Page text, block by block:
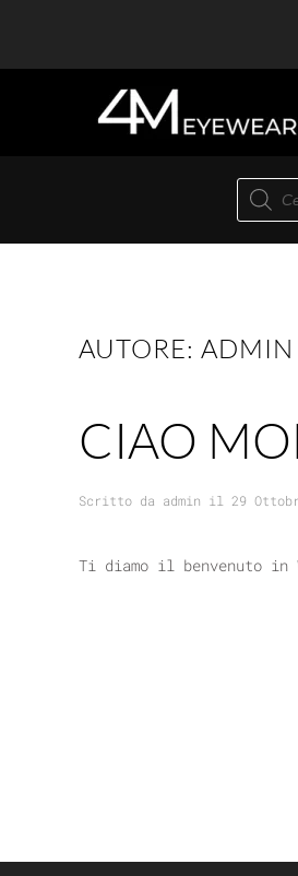
search
AUTORE: ADMIN
CIAO
Scritto da admin il 29
Ti diamo il benvenuto